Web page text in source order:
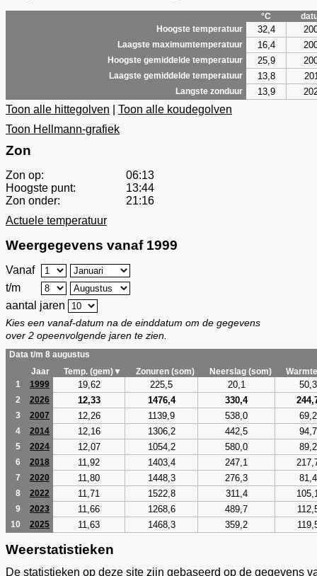
°C
Hoogste temperatuur
32,4
Laagste maximumtemperatuur 16,4
Hoogste gemiddelde temperatuur 25,9
Laagste gemiddelde temperatuur 13,8
Langste zonduur 13,9
Toon alle hittegolven
Toon alle koudegolven
Toon Hellmann-grafiek
Zon
Zon op:
06:13
Hoogste punt:
13:44
Zon onder:
21:16
Actuele temperatuur
Weergegevens vanaf 1999
Vanaf
t/m
aantal jaren
Kies een vanaf-datum na de einddatum om de gegevens
over 2 opeenvolgende jaren te zien.
Data t/m 8 augustus
Jaar
Temp. (gem)▼ Zonuren (som) Neerslag (som)
1
1999 19,62 225,5 20,1 50,3
2 2026 12,33 1476,4 330,4
3 2007 12,26 1139,9 538,0 69,2
4 2014 12,16 1306,2 442,5 94,7
5 2024 12,07 1054,2 580,0 89,2
6 2018 11,92 1403,4 247,1
7 2020 11,80 1448,3 276,3 81,4
8 2022 11,71 1522,8 311,4
9 2023 11,66 1268,6 489,7
10 2025 11,63 1468,3 359,2
Weerstatistieken
De statistieken op deze site zijn gebaseerd op de gegevens